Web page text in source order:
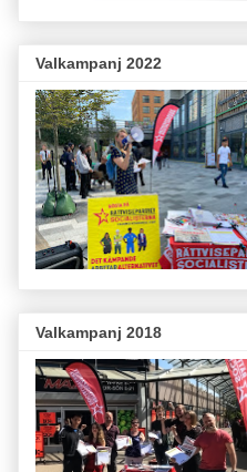
Valkampanj 2022
Valkampanj 2018